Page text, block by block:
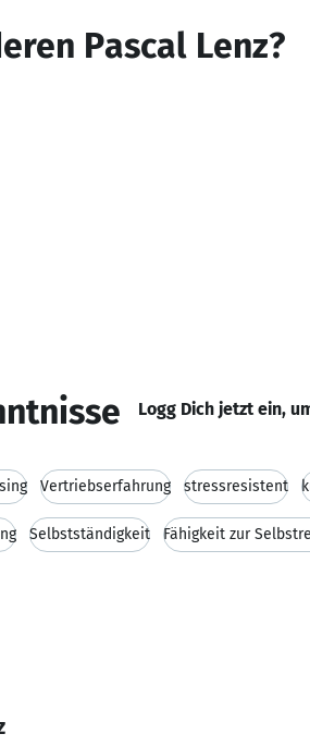
Pascal Lenz?
Logg Dich jetzt ein,
Vertriebserfahrung stressresistent
Selbstständigkeit Fähigkeit zur